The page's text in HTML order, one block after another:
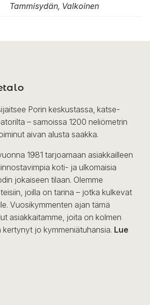
Tammisydän, Valkoinen
Porin keskustassa, katse-
– samoissa 1200 neliömetrin
aivan alusta saakka.
1981 tarjoamaan asiakkailleen
koti- ja ulkomaisia
jokaiseen tilaan. Olemme
joilla on tarina – jotka kulkevat
Vuosikymmenten ajan tämä
asiakkaitamme, joita on kolmen
jo kymmeniätuhansia. Lue